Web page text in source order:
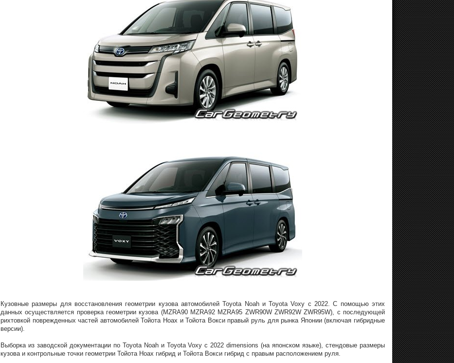
Кузовные размеры для восстановления геометрии кузова автомобилей Toyota Noah и Toyota Voxy с 2022. С помощью этих
данных осуществляется проверка геометрии кузова (MZRA90 MZRA92 MZRA95 ZWR90W ZWR92W ZWR95W), с последующей
рихтовкой поврежденных частей автомобилей Тойота Ноах и Тойота Вокси правый руль для рынка Японии (включая гибридные
версии).
Выборка из заводской документации по Toyota Noah и Toyota Voxy с 2022 dimensions (на японском языке), стендовые размеры
кузова и контрольные точки геометрии Тойота Ноах гибрид и Тойота Вокси гибрид с правым расположением руля.